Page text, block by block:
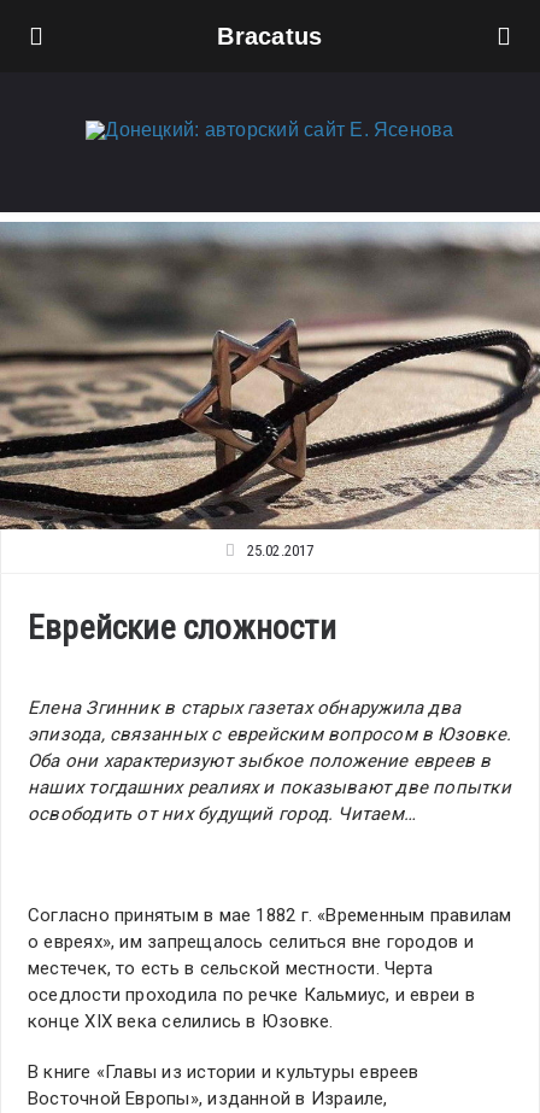
Bracatus
25.02.2017
Еврейские сложности
Елена Згинник в старых газетах обнаружила два
эпизода, связанных с еврейским вопросом в Юзовке.
Оба они характеризуют зыбкое положение евреев в
наших тогдашних реалиях и показывают две попытки
освободить от них будущий город. Читаем…
Согласно принятым в мае 1882 г. «Временным правилам
о евреях», им запрещалось селиться вне городов и
местечек, то есть в сельской местности. Черта
оседлости проходила по речке Кальмиус, и евреи в
конце ХІХ века селились в Юзовке.
В книге «Главы из истории и культуры евреев
Восточной Европы», изданной в Израиле,